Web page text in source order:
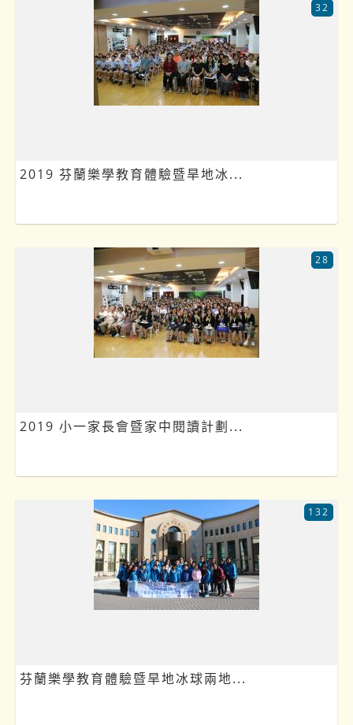
2019 芬蘭樂學教育體驗暨旱地冰...
32
2019 小一家長會暨家中閱讀計劃...
28
芬蘭樂學教育體驗暨旱地冰球兩地...
132